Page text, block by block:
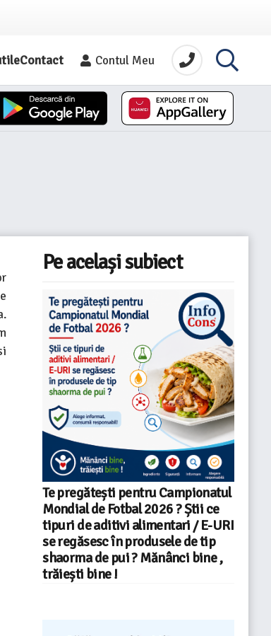
Contact Contul Meu
Pe același subiect
Te pregătești pentru Campionatul
Mondial de Fotbal 2026 ? Știi ce
tipuri de aditivi alimentari / E-URI
se regăsesc în produsele de tip
shaorma de pui ? Mănânci bine ,
trăiești bine !